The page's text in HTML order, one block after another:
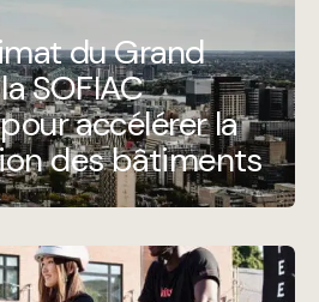
du Grand
SOFIAC
accélérer la
des bâtiments